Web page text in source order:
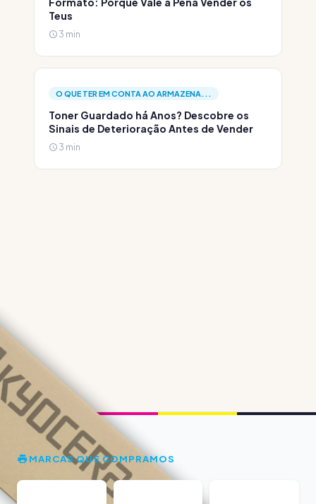
Teus
3 min
O QUE TER EM CONTA AO ARMAZENA...
Toner Guardado há Anos? Descobre os
Sinais de Deterioração Antes de Vender
3 min
MARCAS QUE COMPRAMOS